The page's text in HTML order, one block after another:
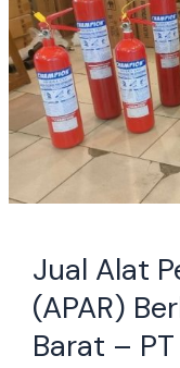
Jual Alat
(APAR)
Barat –
Ringan
(APAR)
Berkualitas
di
Jakarta
Barat
PT